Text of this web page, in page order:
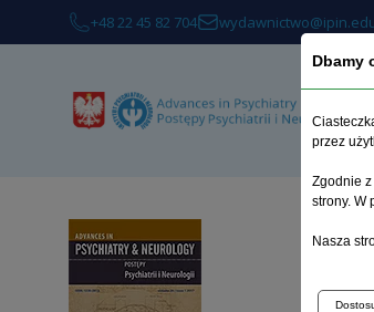
+48 22 45 82 704
Dbamy
przez
Zgodnie
strony. W
Nasza